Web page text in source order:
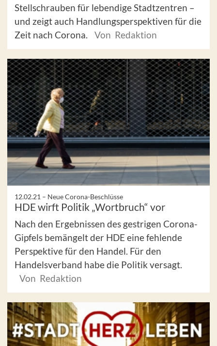
Stellschrauben für lebendige Stadtzentren –
und zeigt auch Handlungsperspektiven für die
Zeit nach Corona.
Von Redaktion
12.02.21 – Neue Corona-Beschlüsse
HDE wirft Politik „Wortbruch“ vor
Nach den Ergebnissen des gestrigen Corona-
Gipfels bemängelt der HDE eine fehlende
Perspektive für den Handel. Für den
Handelsverband habe die Politik versagt.
Von Redaktion